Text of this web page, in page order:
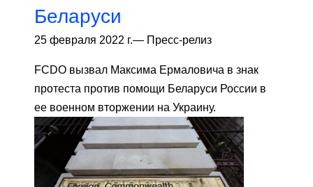
Беларуси
25 февраля 2022 г.— Пресс-релиз
FCDO вызвал Максима Ермаловича в знак
протеста против помощи Беларуси России в
ее военном вторжении на Украину.